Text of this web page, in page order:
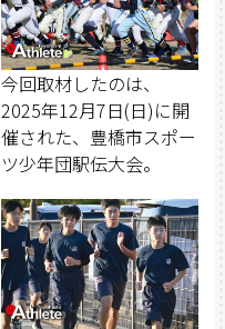
今回取材したのは、
2025年12月7日(日)に開
催された、豊橋市スポー
ツ少年団駅伝大会。